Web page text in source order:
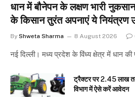
धान में बौनेपन के लक्षण भारी
के किसान तुरंत अपनाएं ये नियंत्रण
By Shweta Sharma 8 August 2026
नई दिल्ली। मध्य प्रदेश के विंध्य क्षेत्र में धान
ट्रैक्टर पर 2.45 लाख
विभाग में ऐसे करें आवेदन